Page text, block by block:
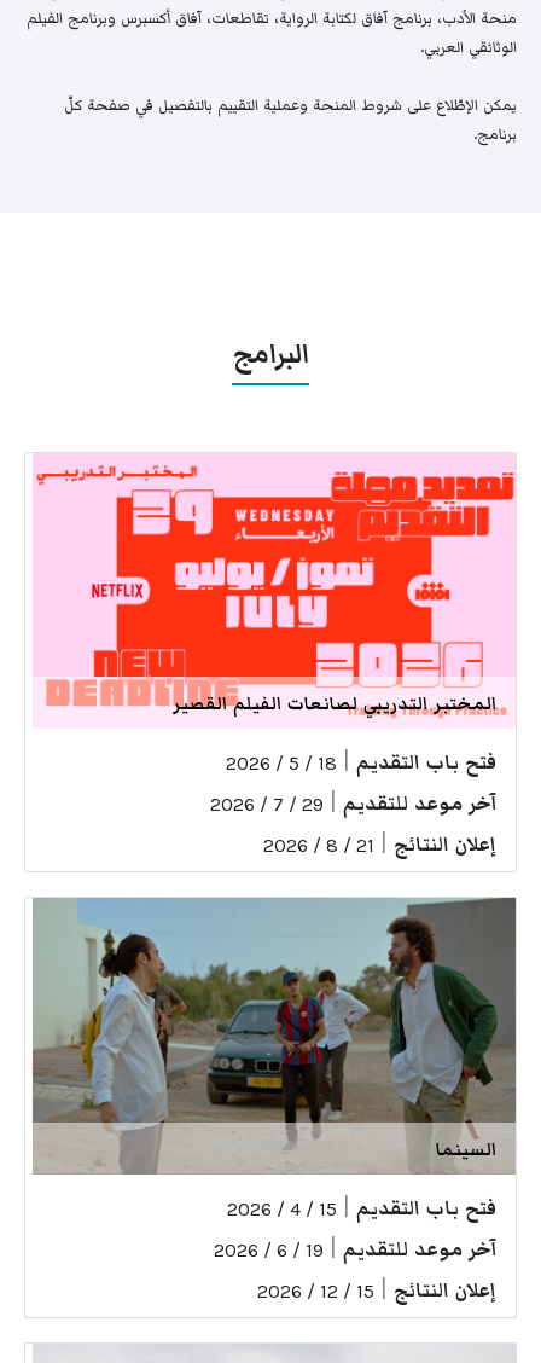
منحة الأدب، برنامج آفاق لكتابة الرواية، تقاطعات، آفاق أكسبرس وبرنامج الفيلم
الوثائقي العربي.
يمكن الإطّلاع على شروط المنحة وعملية التقييم بالتفصيل في صفحة كلّ
برنامج.
البرامج
المختبر التدريبي لصانعات الفيلم القصير
فتح باب التقديم 18 / 5 / 2026
آخر موعد للتقديم 29 / 7 / 2026
إعلان النتائج 21 / 8 / 2026
السينما
فتح باب التقديم 15 / 4 / 2026
آخر موعد للتقديم 19 / 6 / 2026
إعلان النتائج 15 / 12 / 2026